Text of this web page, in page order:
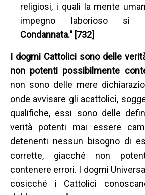
religiosi, i quali la mente
impegno laborioso si
Condannata." [732]
I dogmi Cattolici sono delle
non potenti possibilmente
non sono delle mere
onde avvisare gli acattolici,
qualifiche, essi sono delle
verità potenti mai essere
detenenti nessun bisogno di
corrette, giacché non
contenere errori. I dogmi
cosicché i Cattolici